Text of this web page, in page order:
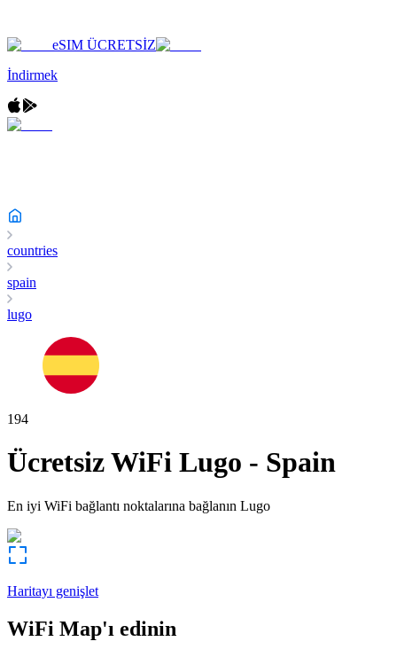
eSIM ÜCRETSİZ
İndirmek
countries
spain
lugo
194
Ücretsiz WiFi Lugo - Spain
En iyi WiFi bağlantı noktalarına bağlanın Lugo
Haritayı genişlet
WiFi Map'ı edinin